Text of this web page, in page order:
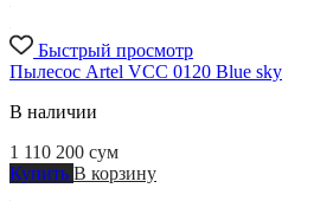
Быстрый просмотр
Пылесос Artel VCC 0120 Blue sky
В наличии
1 110 200 сум
Купить В корзину